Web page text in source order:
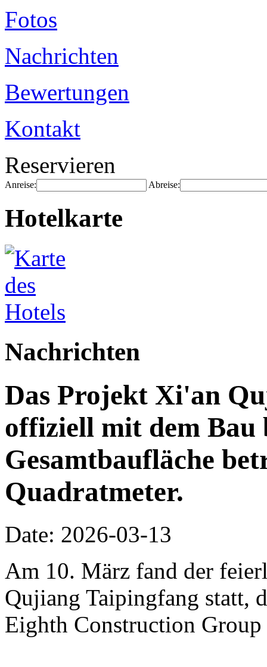
Fotos
Nachrichten
Bewertungen
Kontakt
Reservieren
Anreise: Abreise:
Hotelkarte
Nachrichten
Das Projekt Xi'an
offiziell mit dem Bau
Gesamtbaufläche
Quadratmeter.
Date: 2026-03-13
Am 10. März fand der
Qujiang Taipingfang statt,
Eighth Construction